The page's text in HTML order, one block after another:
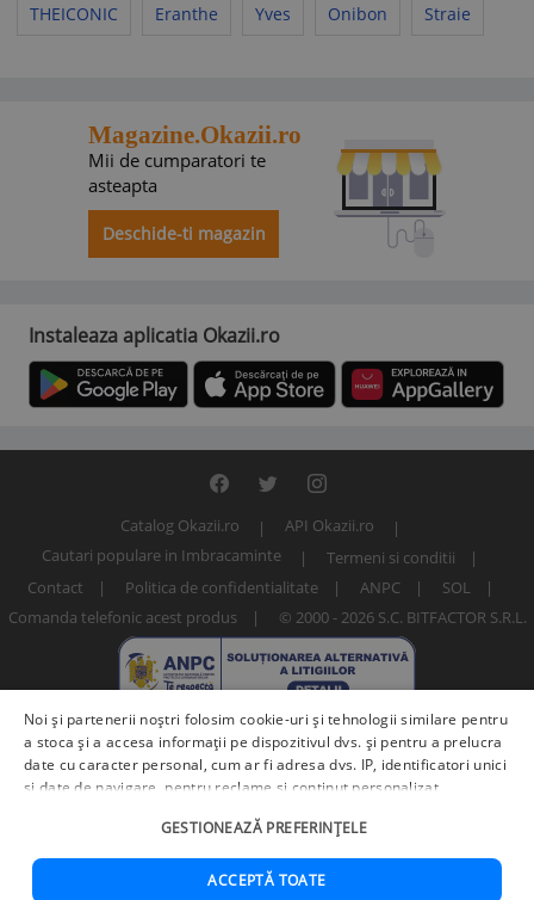
THEICONIC
Eranthe Yves Onibon Straie
Magazine.Okazii.ro
Mii de cumparatori te
asteapta
Deschide-ti magazin
Instaleaza aplicatia Okazii.ro
Catalog Okazii.ro
API Okazii.ro
Cautari populare in Imbracaminte
Termeni si conditii
Contact
Politica de confidentialitate ANPC
SOL
Comanda telefonic acest produs
© 2000 - 2026 S.C. BITFACTOR S.R.L.
Numar articol: 259552462 / V353--XL
Noi și partenerii noștri folosim cookie-uri și tehnologii similare pentru
a stoca și a accesa informații pe dispozitivul dvs. și pentru a prelucra
date cu caracter personal, cum ar fi adresa dvs. IP, identificatori unici
și date de navigare, pentru reclame și conținut personalizat,
îmbunătățirea serviciilor.Furnizori terți (225)pot, de asemenea,
prelucra datele dvs. în aceste și alte scopuri, inclusiv folosind date
precise de geolocalizare și caracteristici ale dispozitivului. Opțiunile
GESTIONEAZĂ PREFERINȚELE
ACCEPTĂ TOATE